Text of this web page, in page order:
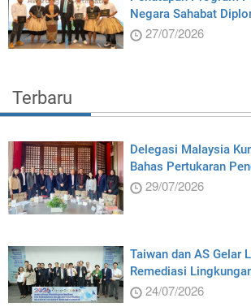
Negara Sahabat
27/07/2026
Terbaru
Delegasi Malaysia
Bahas Pertukaran
29/07/2026
Taiwan dan AS Gelar
Remediasi
24/07/2026